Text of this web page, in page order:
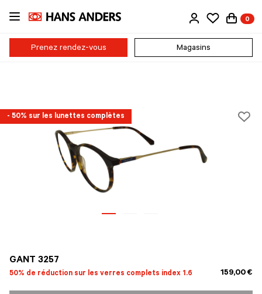
Passer
contenu
principal
0
Prenez rendez-vous Magasins
- 50% sur les lunettes complètes
GANT 3257
50% de réduction sur les verres complets index 1.6 159,00 €